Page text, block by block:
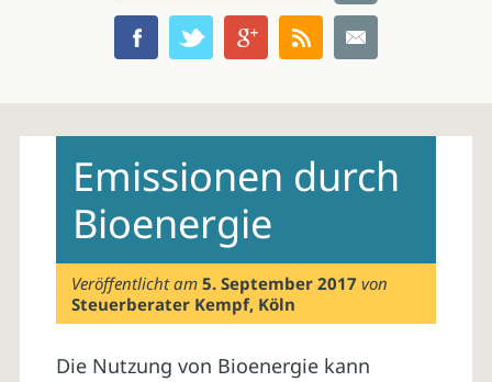
contentEmissionen durch
Bioenergie
Veröffentlicht am5. September 2017 von
Steuerberater Kempf, Köln
Die Nutzung von Bioenergie kann